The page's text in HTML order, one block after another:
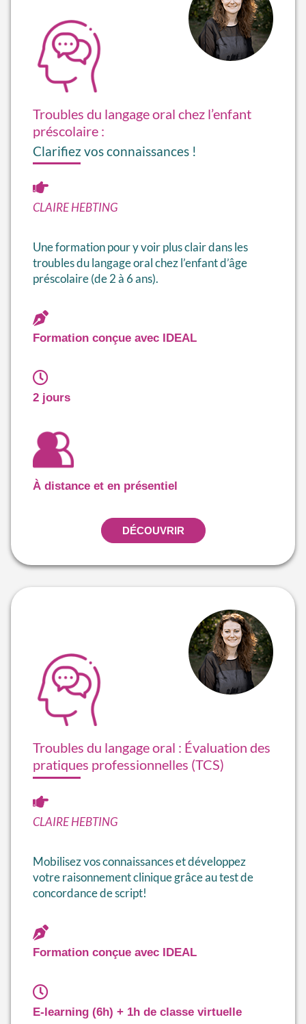
Troubles du langage oral chez l’enfant
préscolaire :
Clarifiez vos connaissances !
CLAIRE HEBTING
Une formation pour y voir plus clair dans les
troubles du langage oral chez l’enfant d’âge
préscolaire (de 2 à 6 ans).
Formation conçue avec IDEAL
2 jours
À distance et en présentiel
DÉCOUVRIR
Troubles du langage oral : Évaluation des
pratiques professionnelles (TCS)
CLAIRE HEBTING
Mobilisez vos connaissances et développez
votre raisonnement clinique grâce au test de
concordance de script!
Formation conçue avec IDEAL
E-learning (6h) + 1h de classe virtuelle